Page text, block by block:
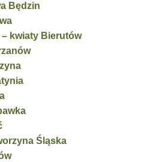
Będzin
kwiaty Bierutów
Śląska